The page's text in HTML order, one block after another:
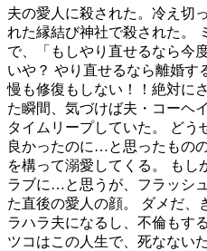
夫の愛人に殺された。冷え切
れた縁結び神社で殺された。
で、「もしやり直せるなら今
いや？ やり直せるなら離婚す
慢も修復もしない！！絶対に
た瞬間、気づけば夫・コーヘ
タイムリープしていた。 どう
良かったのに…と思ったもの
を構って溺愛してくる。 もし
ラブに…と思うが、フラッシ
た直後の愛人の顔。 ダメだ、
ラハラ夫になるし、不倫もす
ツコはこの人生で、死なない